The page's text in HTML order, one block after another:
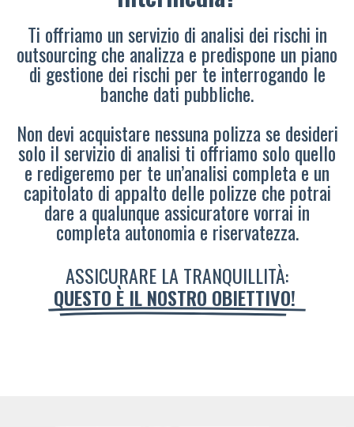
Ti offriamo un servizio di analisi dei rischi in
outsourcing che analizza e predispone un piano
di gestione dei rischi per te interrogando le
banche dati pubbliche.
Non devi acquistare nessuna polizza se desideri
solo il servizio di analisi ti offriamo solo quello
e redigeremo per te un’analisi completa e un
capitolato di appalto delle polizze che potrai
dare a qualunque assicuratore vorrai in
completa autonomia e riservatezza.
ASSICURARE LA TRANQUILLITÀ:
QUESTO È IL NOSTRO OBIETTIVO!